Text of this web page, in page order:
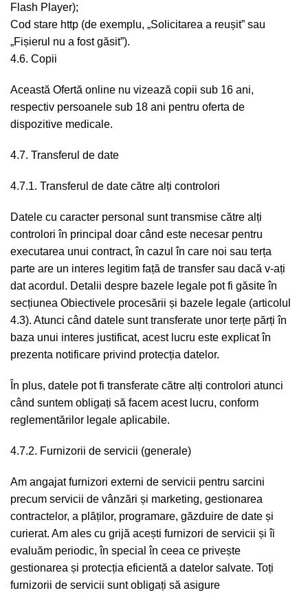
Flash Player);
Cod stare http (de exemplu, „Solicitarea a reușit” sau
„Fișierul nu a fost găsit”).
4.6. Copii
Această Ofertă online nu vizează copii sub 16 ani,
respectiv persoanele sub 18 ani pentru oferta de
dispozitive medicale.
4.7. Transferul de date
4.7.1. Transferul de date către alți controlori
Datele cu caracter personal sunt transmise către alți
controlori în principal doar când este necesar pentru
executarea unui contract, în cazul în care noi sau terța
parte are un interes legitim față de transfer sau dacă v-ați
dat acordul. Detalii despre bazele legale pot fi găsite în
secțiunea Obiectivele procesării și bazele legale (articolul
4.3). Atunci când datele sunt transferate unor terțe părți în
baza unui interes justificat, acest lucru este explicat în
prezenta notificare privind protecția datelor.
În plus, datele pot fi transferate către alți controlori atunci
când suntem obligați să facem acest lucru, conform
reglementărilor legale aplicabile.
4.7.2. Furnizorii de servicii (generale)
Am angajat furnizori externi de servicii pentru sarcini
precum servicii de vânzări și marketing, gestionarea
contractelor, a plăților, programare, găzduire de date și
curierat. Am ales cu grijă acești furnizori de servicii și îi
evaluăm periodic, în special în ceea ce privește
gestionarea și protecția eficientă a datelor salvate. Toți
furnizorii de servicii sunt obligați să asigure